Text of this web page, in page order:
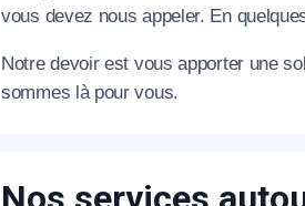
vous devez nous appeler. En
Notre devoir est vous apporter une
sommes là pour vous.